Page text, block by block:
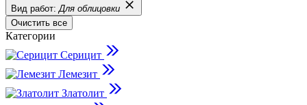
Вид работ:Для облицовки
Очистить все
Категории
Серицит
Лемезит
Златолит